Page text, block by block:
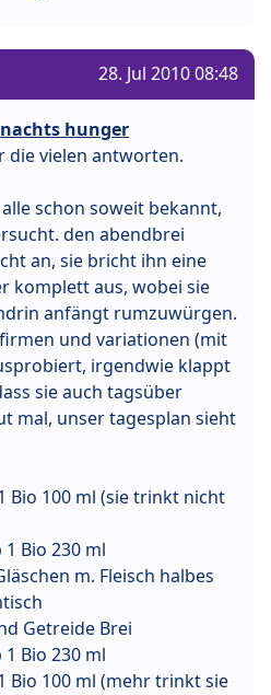
28. Jul 2010 08:48
hunger
die vielen antworten.
schon soweit bekannt,
den abendbrei
an, sie bricht ihn eine
komplett aus, wobei sie
anfängt rumzuwürgen.
und variationen (mit
irgendwie klappt
sie auch tagsüber
mal, unser tagesplan sieht
Bio 100 ml (sie trinkt nicht
Bio 230 ml
m. Fleisch halbes
Getreide Brei
Bio 230 ml
Bio 100 ml (mehr trinkt sie